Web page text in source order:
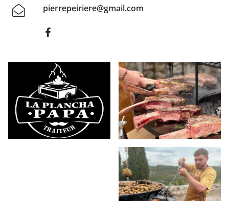
pierrepeiriere@gmail.com